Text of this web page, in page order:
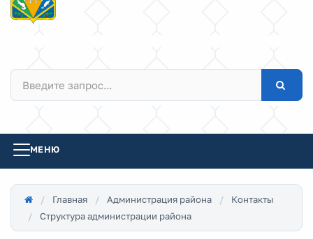
МЕНЮ
Главная Администрация района
Контакты
Структура администрации района